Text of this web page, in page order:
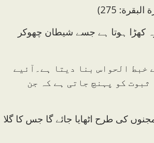
275)
ہوتا ہے جسے شیطان چھوکر
خبط الحواس بنا دیتا ہے۔آئیے
کو پہنچ جاتی ہے کہ جن
کی طرح اٹھایا جائے گا جس کا گلا